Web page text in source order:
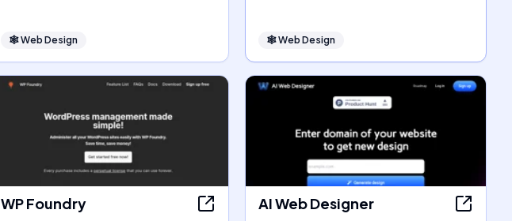
🕸Web Design 🕸Web Design
WP Foundry AI Web Designer